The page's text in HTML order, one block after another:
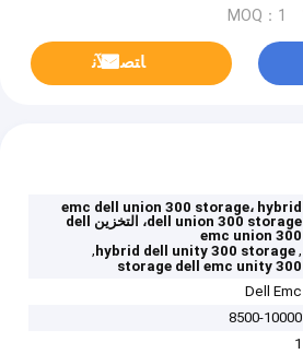
MOQ：1
ﺎﺘﺼﻟ ﺍﻶﻧ
emc dell union 300 storage، hybrid
dell union 300 storage، التخزين dell
emc union 300
,
hybrid dell unity 300 storage
,
storage dell emc unity 300
Dell Emc
8500-10000
1